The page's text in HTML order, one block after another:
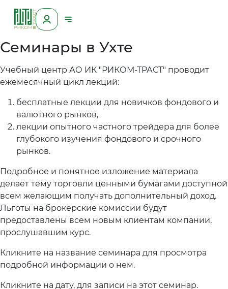
Семинары в Ухте
Учебный центр АО ИК "РИКОМ-ТРАСТ" проводит
ежемесячный цикл лекций:
бесплатные лекции для новичков фондового и
валютного рынков,
лекции опытного частного трейдера для более
глубокого изучения фондового и срочного
рынков.
Подробное и понятное изложение материала
делает тему торговли ценными бумагами доступной
всем желающим получать дополнительный доход.
Льготы на брокерские комиссии будут
предоставлены всем новым клиентам компании,
прослушавшим курс.
Кликните на название семинара для просмотра
подробной информации о нем.
Кликните на дату, для записи на этот семинар.